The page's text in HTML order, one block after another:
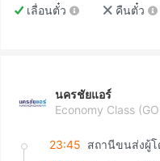
เลื่อนตั๋ว คืนตั๋ว
นครชัยแอร์
Economy Class
23:45